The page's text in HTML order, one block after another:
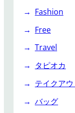
Fashion
Free
Travel
タピオカ
テイクアウ
バッグ